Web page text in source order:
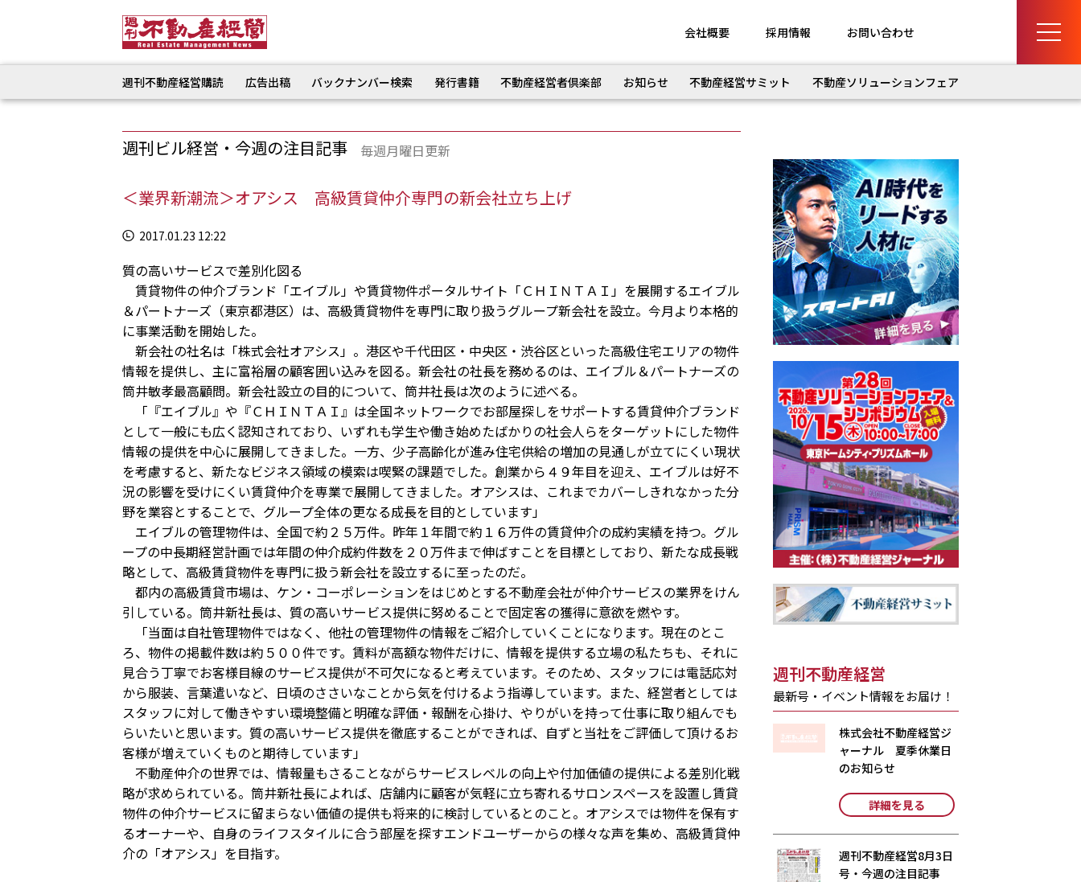
会社概要 採用情報 お問い合わせ
週刊不動産経営購読 広告出稿 バックナンバー検索 発行書籍 不動産経営者倶楽部 お知らせ 不動産経営サミット 不動産ソリューションフェア
週刊ビル経営・今週の注目記事 毎週月曜日更新
＜業界新潮流＞オアシス 高級賃貸仲介専門の新会社立ち上げ
2017.01.23 12:22
質の高いサービスで差別化図る
賃貸物件の仲介ブランド「エイブル」や賃貸物件ポータルサイト「ＣＨＩＮＴＡＩ」を展開するエイブル
＆パートナーズ（東京都港区）は、高級賃貸物件を専門に取り扱うグループ新会社を設立。今月より本格的
に事業活動を開始した。
新会社の社名は「株式会社オアシス」。港区や千代田区・中央区・渋谷区といった高級住宅エリアの物件
情報を提供し、主に富裕層の顧客囲い込みを図る。新会社の社長を務めるのは、エイブル＆パートナーズの
筒井敏孝最高顧問。新会社設立の目的について、筒井社長は次のように述べる。
「『エイブル』や『ＣＨＩＮＴＡＩ』は全国ネットワークでお部屋探しをサポートする賃貸仲介ブランド
として一般にも広く認知されており、いずれも学生や働き始めたばかりの社会人らをターゲットにした物件
情報の提供を中心に展開してきました。一方、少子高齢化が進み住宅供給の増加の見通しが立てにくい現状
を考慮すると、新たなビジネス領域の模索は喫緊の課題でした。創業から４９年目を迎え、エイブルは好不
況の影響を受けにくい賃貸仲介を専業で展開してきました。オアシスは、これまでカバーしきれなかった分
野を業容とすることで、グループ全体の更なる成長を目的としています」
エイブルの管理物件は、全国で約２５万件。昨年１年間で約１６万件の賃貸仲介の成約実績を持つ。グル
ープの中長期経営計画では年間の仲介成約件数を２０万件まで伸ばすことを目標としており、新たな成長戦
略として、高級賃貸物件を専門に扱う新会社を設立するに至ったのだ。
都内の高級賃貸市場は、ケン・コーポレーションをはじめとする不動産会社が仲介サービスの業界をけん
引している。筒井新社長は、質の高いサービス提供に努めることで固定客の獲得に意欲を燃やす。
「当面は自社管理物件ではなく、他社の管理物件の情報をご紹介していくことになります。現在のとこ
ろ、物件の掲載件数は約５００件です。賃料が高額な物件だけに、情報を提供する立場の私たちも、それに
見合う丁寧でお客様目線のサービス提供が不可欠になると考えています。そのため、スタッフには電話応対
から服装、言葉遣いなど、日頃のささいなことから気を付けるよう指導しています。また、経営者としては
スタッフに対して働きやすい環境整備と明確な評価・報酬を心掛け、やりがいを持って仕事に取り組んでも
らいたいと思います。質の高いサービス提供を徹底することができれば、自ずと当社をご評価して頂けるお
客様が増えていくものと期待しています」
不動産仲介の世界では、情報量もさることながらサービスレベルの向上や付加価値の提供による差別化戦
略が求められている。筒井新社長によれば、店舗内に顧客が気軽に立ち寄れるサロンスペースを設置し賃貸
物件の仲介サービスに留まらない価値の提供も将来的に検討しているとのこと。オアシスでは物件を保有す
るオーナーや、自身のライフスタイルに合う部屋を探すエンドユーザーからの様々な声を集め、高級賃貸仲
介の「オアシス」を目指す。
週刊不動産経営
最新号・イベント情報をお届け！
株式会社不動産経営ジ
ャーナル 夏季休業日
のお知らせ
詳細を見る
週刊不動産経営8月3日
号・今週の注目記事